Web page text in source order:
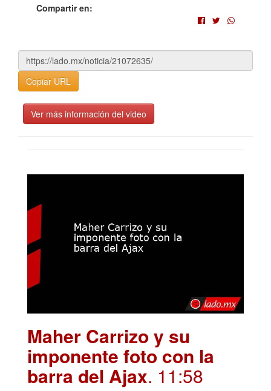
Compartir en:
Copiar URL
Ver más información del video
Maher Carrizo y su
imponente foto con la
barra del Ajax. 11:58